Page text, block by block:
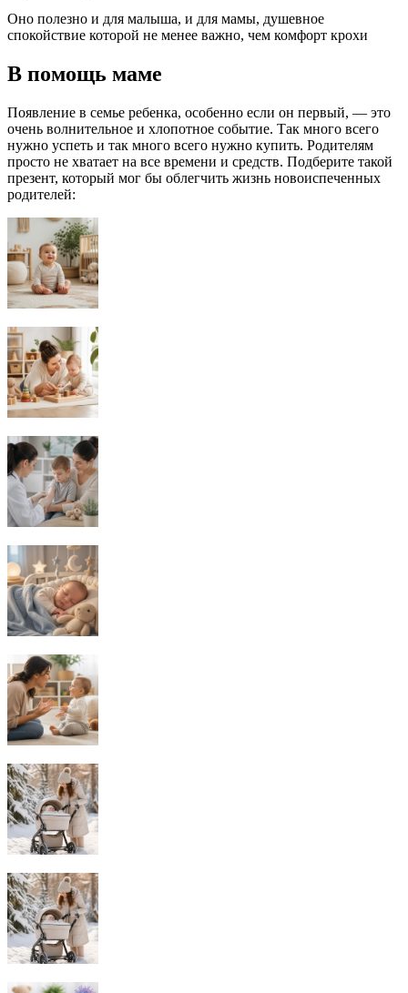
Оно полезно и для малыша, и для мамы, душевное
спокойствие которой не менее важно, чем комфорт крохи
В помощь маме
Появление в семье ребенка, особенно если он первый, — это
очень волнительное и хлопотное событие. Так много всего
нужно успеть и так много всего нужно купить. Родителям
просто не хватает на все времени и средств. Подберите такой
презент, который мог бы облегчить жизнь новоиспеченных
родителей: